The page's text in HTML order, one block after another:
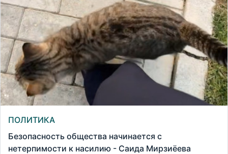
ПОЛИТИКА
Безопасность общества начинается с
нетерпимости к насилию - Саида Мирзиёева